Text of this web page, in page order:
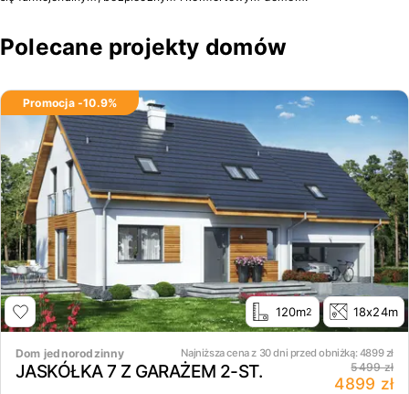
Polecane projekty domów
Promocja -10.9%
120m2 18x24m
Dom jednorodzinny Najniższa cena z 30 dni przed obniżką:4899zł
JASKÓŁKA 7 Z GARAŻEM 2-ST. 5499 zł
4899 zł